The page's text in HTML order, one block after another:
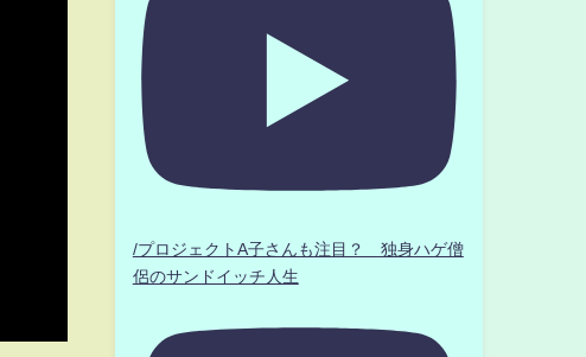
/プロジェクトA子さんも注目？ 独身ハゲ僧
侶のサンドイッチ人生